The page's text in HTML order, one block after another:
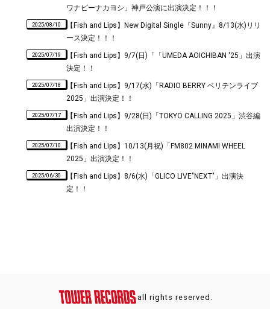
ワナビーナカヨシ」神戸公演に出演決定！！！
2025/08/10
【Fish and Lips】New Digital Single『Sunny』8/13(水)リリ
ース決定！！！
2025/07/19
【Fish and Lips】9/7(日)「「UMEDA AOICHIBAN '25」出演
決定！！
2025/07/18
【Fish and Lips】9/17(水)「RADIO BERRY ベリテンライブ
2025」出演決定！！
2025/07/17
【Fish and Lips】9/28(日)「TOKYO CALLING 2025」渋谷編
出演決定！！
2025/07/10
【Fish and Lips】10/13(月祝)「FM802 MINAMI WHEEL
2025」出演決定！！
2025/06/30
【Fish and Lips】8/6(水)「GLICO LIVE"NEXT"」出演決
定！！
all rights reserved.